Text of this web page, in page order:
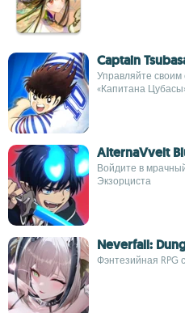
Captain
Управляйте
«Капитана
AlternaVvelt
Войдите в
Экзорциста
Neverfall:
Фэнтезийная RPG